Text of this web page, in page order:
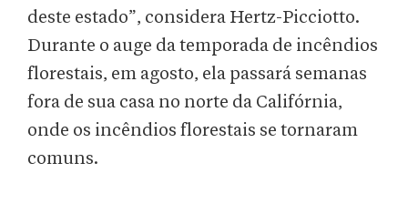
deste estado”, considera Hertz-Picciotto.
Durante o auge da temporada de incêndios
florestais, em agosto, ela passará semanas
fora de sua casa no norte da Califórnia,
onde os incêndios florestais se tornaram
comuns.